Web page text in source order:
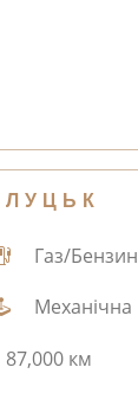
Газ/Бензин
Механічна
87,000 км